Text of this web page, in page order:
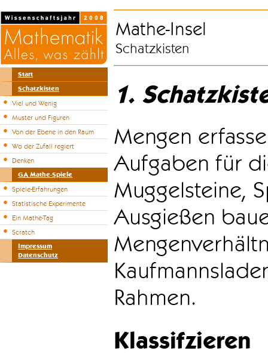
Start
Schatzkisten
Viel und Wenig
Muster und Figuren
Von der Ebene in den Raum
Wo der Zufall regiert
Denken
GA Mathe-Spiele
Spiele-Erfahrungen
Statistische Experimente
Ein Mathe-Tag
Scratch
Impressum
Datenschutz
Mathe-Insel
Schatzkisten
1.
Mengen
Aufgaben für
Muggelsteine,
Ausgießen
Rahmen.
Klassifzieren